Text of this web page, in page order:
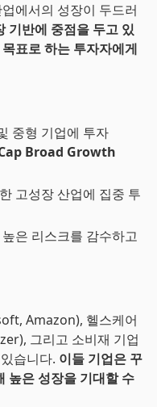
에서의 성장이 두드러
기반에 중점을 두고 있
표로 하는 투자자에게
중형 기업에 투자
Broad Growth
고성장 산업에 집중 투
은 리스크를 감수하고
Amazon), 헬스케어
그리고 소비재 기업
습니다. 이들 기업은 꾸
높은 성장을 기대할 수